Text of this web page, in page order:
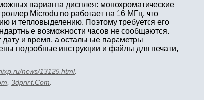
варианта дисплея: монохроматические
Microduino работает на 16 МГц, что
и тепловыделению. Поэтому требуется его
возможности часов не сообщаются.
и время, а остальные параметры
подробные инструкции и файлы для печати,
news/13129.html.
3dprint.Com